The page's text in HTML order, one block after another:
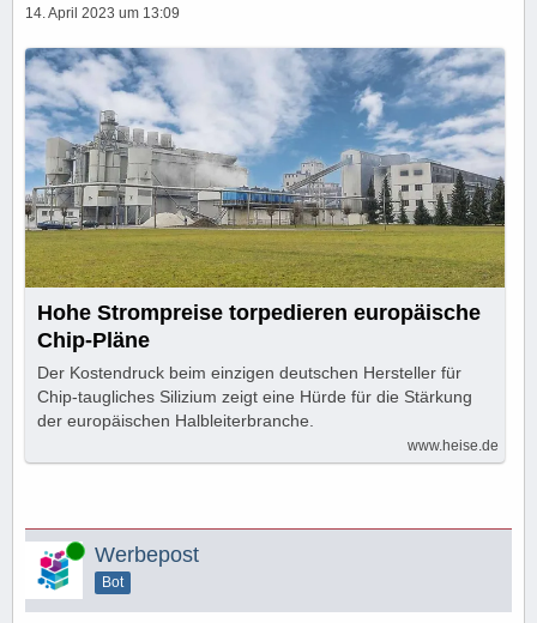
14. April 2023 um 13:09
Hohe Strompreise torpedieren europäische
Chip-Pläne
Der Kostendruck beim einzigen deutschen Hersteller für
Chip-taugliches Silizium zeigt eine Hürde für die Stärkung
der europäischen Halbleiterbranche.
www.heise.de
Online Werbepost
Bot